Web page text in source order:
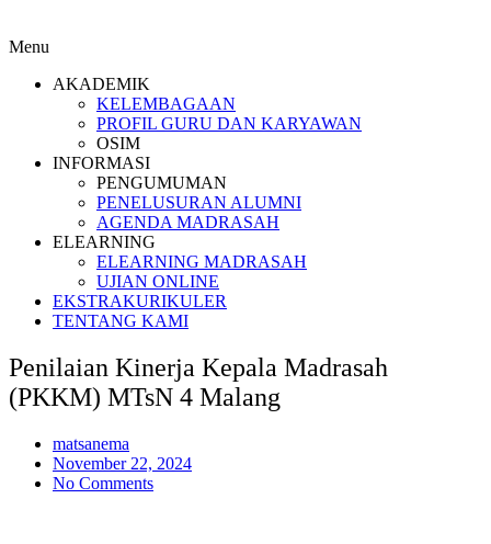
Menu
AKADEMIK
KELEMBAGAAN
PROFIL GURU DAN KARYAWAN
OSIM
INFORMASI
PENGUMUMAN
PENELUSURAN ALUMNI
AGENDA MADRASAH
ELEARNING
ELEARNING MADRASAH
UJIAN ONLINE
EKSTRAKURIKULER
TENTANG KAMI
Penilaian Kinerja Kepala Madrasah
(PKKM) MTsN 4 Malang
matsanema
November 22, 2024
No Comments